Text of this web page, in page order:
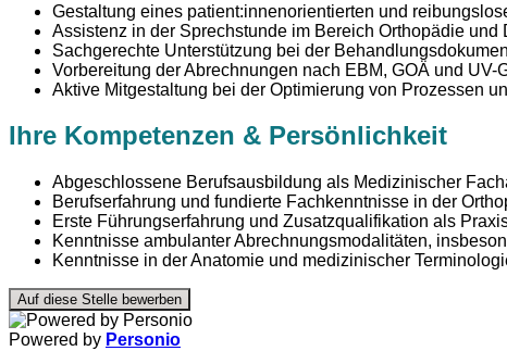
Gestaltung eines patient:innenorientierten und
Assistenz in der Sprechstunde im Bereich Orthopädie
Sachgerechte Unterstützung bei der
Vorbereitung der Abrechnungen nach EBM, GOÄ und UV-
Aktive Mitgestaltung bei der Optimierung von Prozessen
Ihre Kompetenzen & Persönlichkeit
Abgeschlossene Berufsausbildung als Medizinischer
Berufserfahrung und fundierte Fachkenntnisse in der
Erste Führungserfahrung und Zusatzqualifikation als
Kenntnisse ambulanter Abrechnungsmodalitäten,
Kenntnisse in der Anatomie und medizinischer
Auf diese Stelle bewerben
Powered by Personio